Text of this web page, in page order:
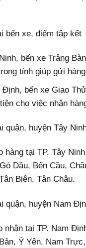
bến xe, điểm tập kết
bến xe Trảng
tỉnh giúp gửi
Định, bến xe Giao
cho việc nhận
quận, huyện Tây
hàng tại TP. Tây
Dầu, Bến Cầu,
Biên, Tân Châu.
quận, huyện Nam
nhận tại TP. Nam
Ý Yên, Nam